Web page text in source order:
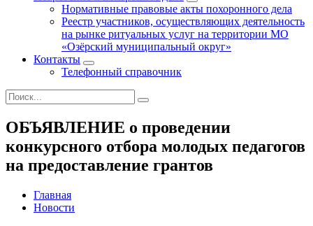
Нормативные правовые акты похоронного дела
Реестр участников, осуществляющих деятельность
на рынке ритуальных услуг на территории МО
«Озёрский муниципальный округ»
Контакты
Телефонный справочник
ОБЪЯВЛЕНИЕ о проведении
конкурсного отбора молодых педагогов
на предоставление грантов
Главная
Новости